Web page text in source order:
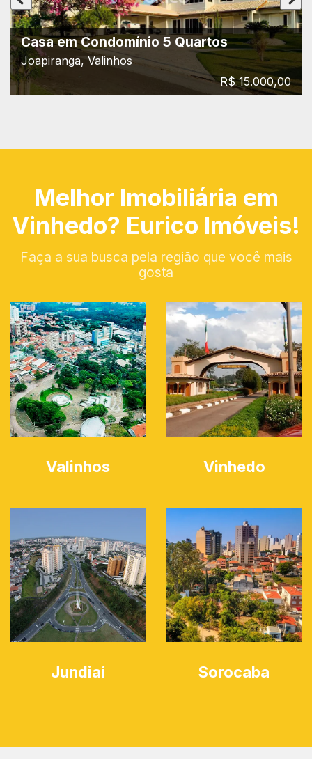
Casa em Condomínio 5 Quartos
Joapiranga, Valinhos
R$ 15.000,00
Melhor Imobiliária em
Vinhedo? Eurico Imóveis!
Faça a sua busca pela região que você mais
gosta
Valinhos Vinhedo
Jundiaí Sorocaba